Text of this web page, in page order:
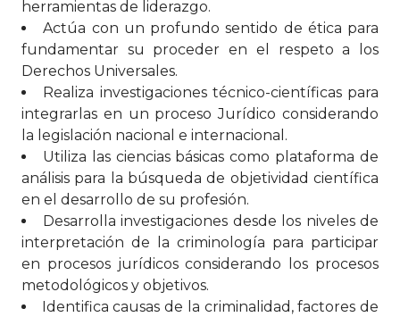
herramientas de liderazgo.
Actúa con un profundo sentido de ética para
fundamentar su proceder en el respeto a los
Derechos Universales.
Realiza investigaciones técnico-científicas para
integrarlas en un proceso Jurídico considerando
la legislación nacional e internacional.
Utiliza las ciencias básicas como plataforma de
análisis para la búsqueda de objetividad científica
en el desarrollo de su profesión.
Desarrolla investigaciones desde los niveles de
interpretación de la criminología para participar
en procesos jurídicos considerando los procesos
metodológicos y objetivos.
Identifica causas de la criminalidad, factores de